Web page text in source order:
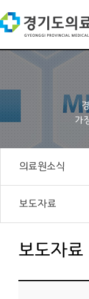
가
의료원소식
보도자료
보도자료